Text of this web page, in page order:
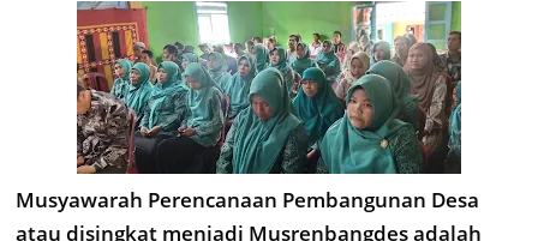
Musyawarah Perencanaan Pembangunan Desa
atau disingkat menjadi Musrenbangdes adalah